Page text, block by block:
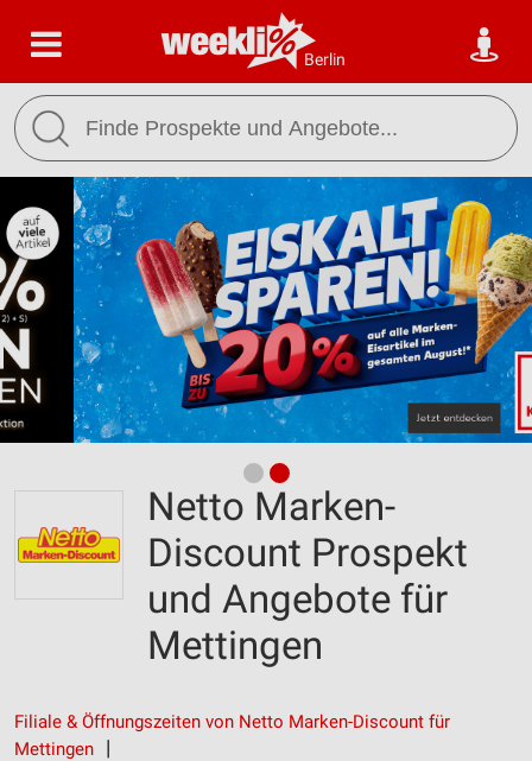
Berlin
Netto Marken-
Discount Prospekt
und Angebote für
Mettingen
Filiale & Öffnungszeiten von Netto Marken-Discount für
Mettingen